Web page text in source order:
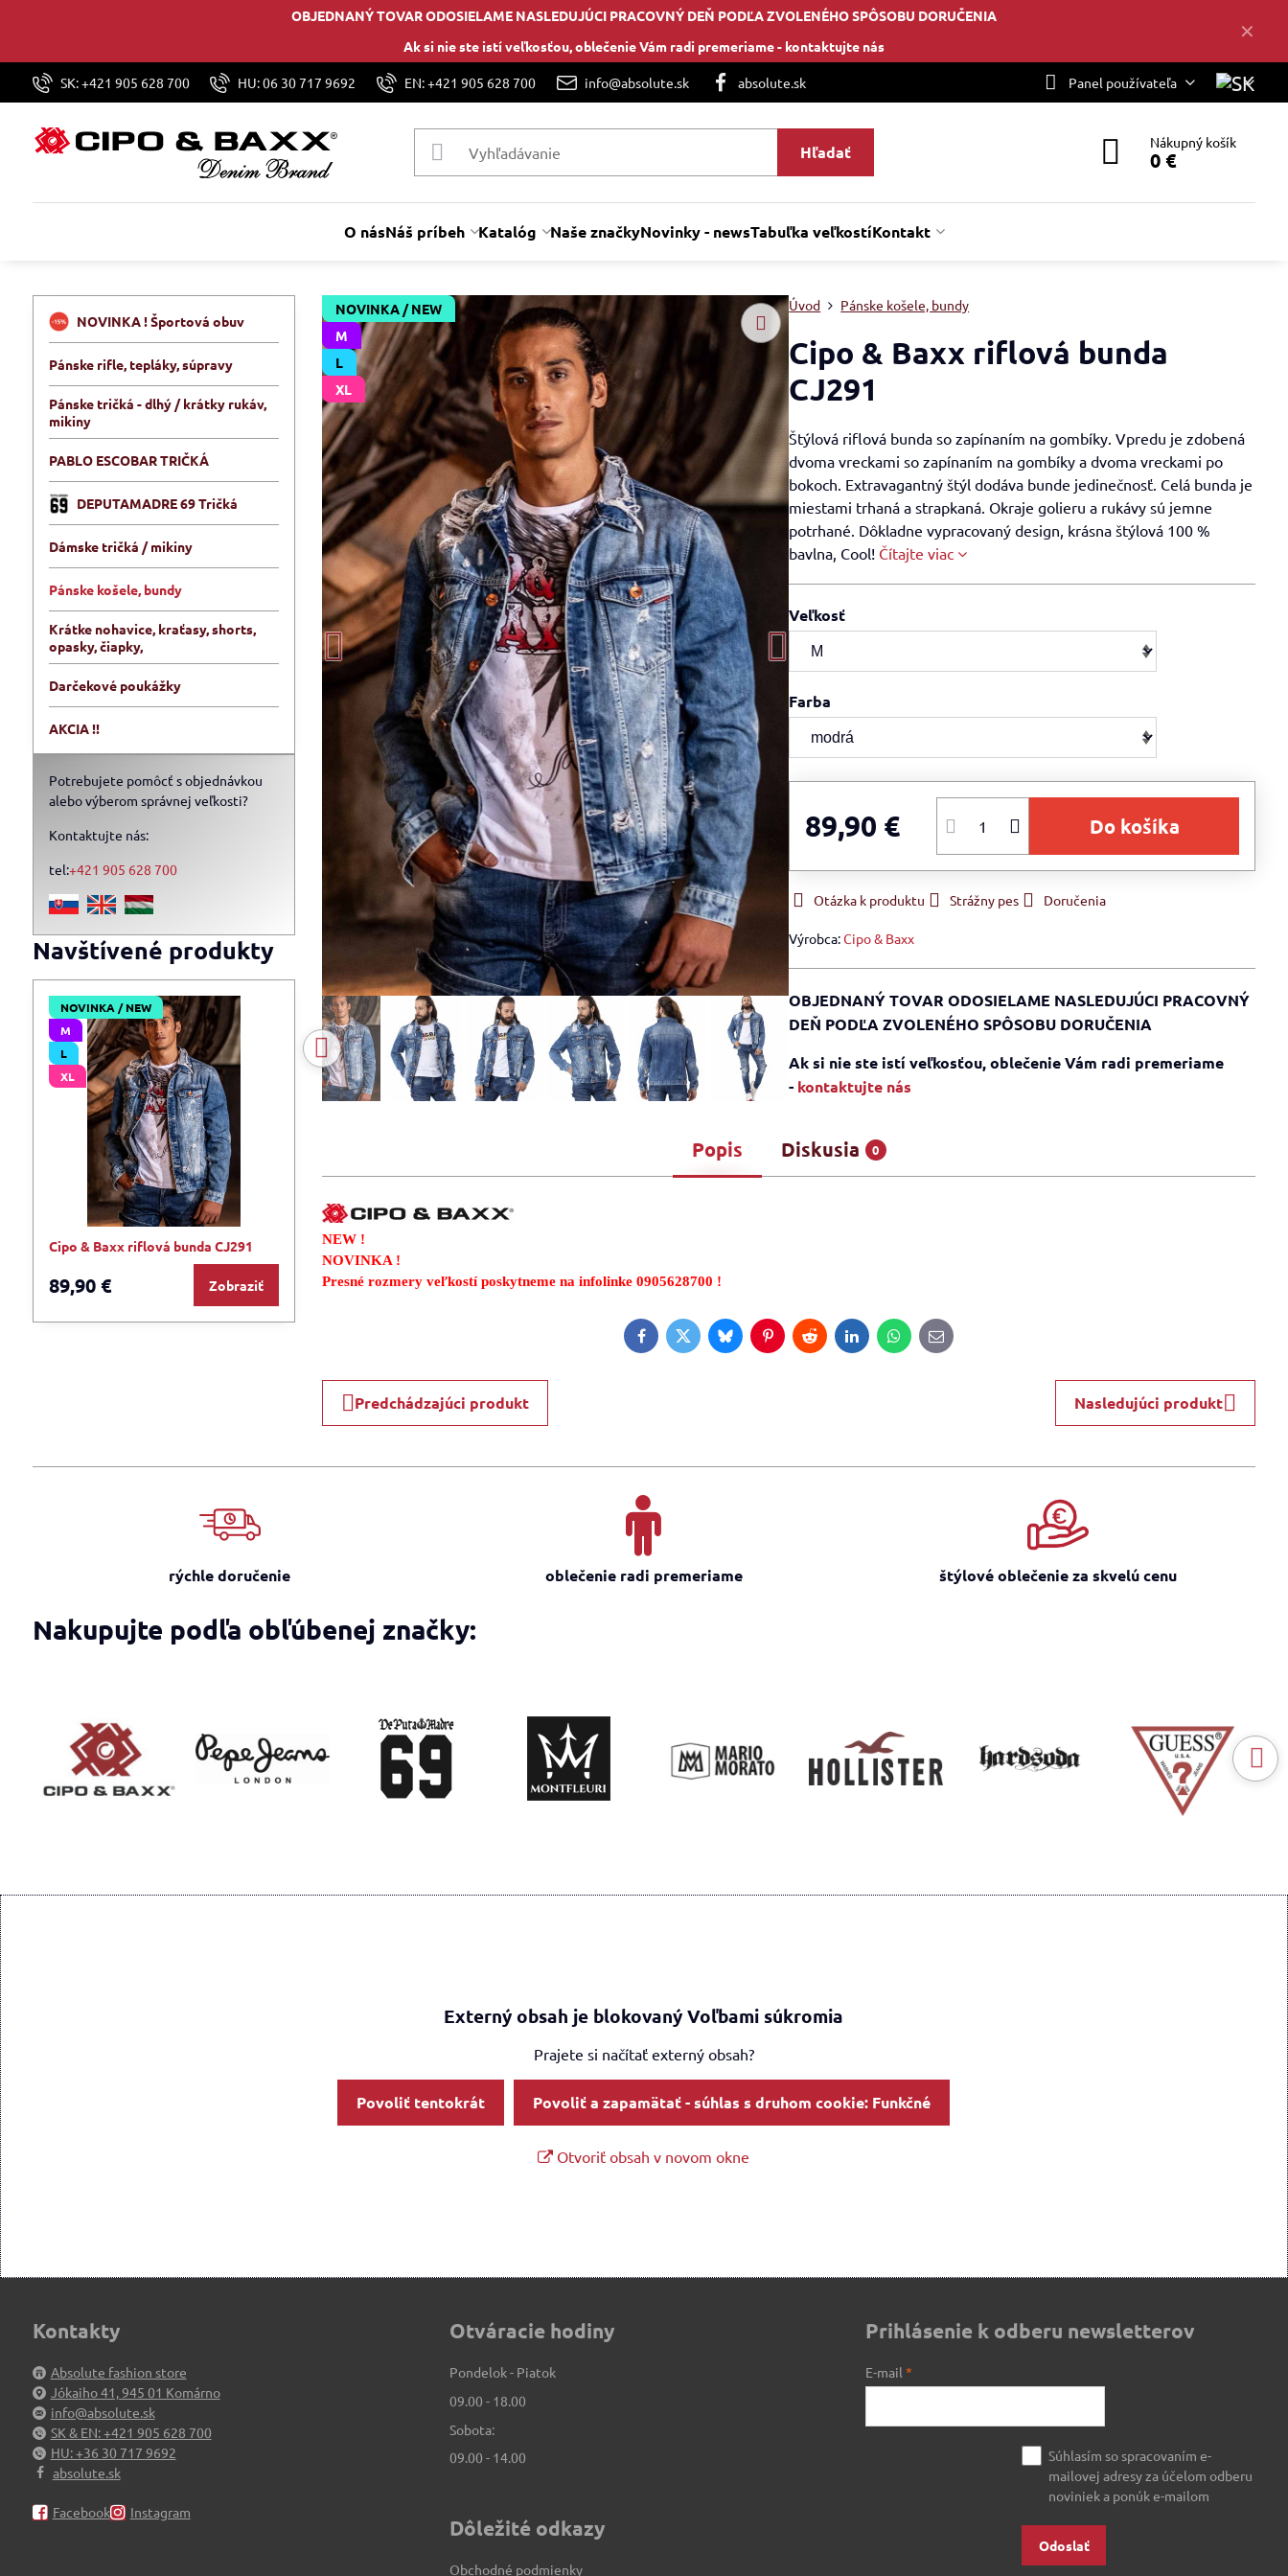
✕
OBJEDNANÝ TOVAR ODOSIELAME NASLEDUJÚCI PRACOVNÝ DEŇ PODĽA ZVOLENÉHO SPÔSOBU DORUČENIA
Ak si nie ste istí veľkosťou, oblečenie Vám radi premeriame - kontaktujte nás
SK: +421 905 628 700 HU: 06 30 717 9692 EN: +421 905 628 700 info@absolute.sk absolute.sk Panel používateľa
Hľadať Nákupný košík
0 €
O násNáš príbeh Katalóg Naše značkyNovinky - newsTabuľka veľkostíKontakt
NOVINKA / NEW
M
L
XL
Úvod Pánske košele, bundy
Cipo & Baxx riflová bunda
CJ291
Štýlová riflová bunda so zapínaním na gombíky. Vpredu je zdobená
dvoma vreckami so zapínaním na gombíky a dvoma vreckami po
bokoch. Extravagantný štýl dodáva bunde jedinečnosť. Celá bunda je
miestami trhaná a strapkaná. Okraje golieru a rukávy sú jemne
potrhané. Dôkladne vypracovaný design, krásna štýlová 100 %
bavlna, Cool! Čítajte viac
Veľkosť
Farba
89,90 € Do košíka
Otázka k produktu Strážny pes Doručenia
Výrobca:Cipo & Baxx
OBJEDNANÝ TOVAR ODOSIELAME NASLEDUJÚCI PRACOVNÝ
DEŇ PODĽA ZVOLENÉHO SPÔSOBU DORUČENIA
Ak si nie ste istí veľkosťou, oblečenie Vám radi premeriame
- kontaktujte nás
Popis Diskusia 0
NEW !
NOVINKA !
Presné rozmery veľkostí poskytneme na infolinke 0905628700 !
FacebookTwitterBlueskyPinterestRedditLinkedInWhatsApp
E-
mail
Predchádzajúci produkt Nasledujúci produkt
NOVINKA ! Športová obuv
Pánske rifle, tepláky, súpravy
Pánske tričká - dlhý / krátky rukáv,
mikiny
PABLO ESCOBAR TRIČKÁ
DEPUTAMADRE 69 Tričká
Dámske tričká / mikiny
Pánske košele, bundy
Krátke nohavice, kraťasy, shorts,
opasky, čiapky,
Darčekové poukážky
AKCIA !!
Potrebujete pomôcť s objednávkou
alebo výberom správnej veľkosti?
Kontaktujte nás:
tel:+421 905 628 700
Navštívené produkty
NOVINKA / NEW
M
L
XL
Cipo & Baxx riflová bunda CJ291
89,90 € Zobraziť
rýchle doručenie oblečenie radi premeriame štýlové oblečenie za skvelú cenu
Nakupujte podľa obľúbenej značky:
Externý obsah je blokovaný Voľbami súkromia
Prajete si načítať externý obsah?
Povoliť tentokrát Povoliť a zapamätať - súhlas s druhom cookie: Funkčné
Otvoriť obsah v novom okne
Kontakty
Absolute fashion store
Jókaiho 41, 945 01 Komárno
info@absolute.sk
SK & EN: +421 905 628 700
HU: +36 30 717 9692
absolute.sk
Facebook Instagram
Otváracie hodiny
Pondelok - Piatok
09.00 - 18.00
Sobota:
09.00 - 14.00
Dôležité odkazy
Obchodné podmienky
Prihlásenie k odberu newsletterov
E-mail*
Súhlasím so spracovaním e-
mailovej adresy za účelom odberu
noviniek a ponúk e-mailom
Odoslať